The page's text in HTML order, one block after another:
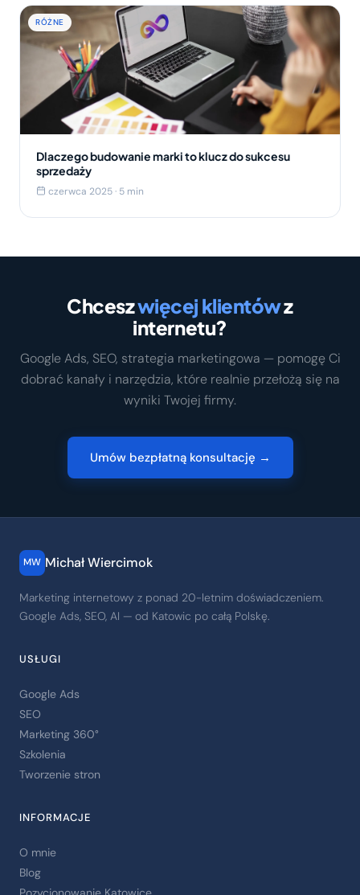
RÓŻNE
Dlaczego budowanie marki to klucz do sukcesu
sprzedaży
czerwca 2025 · 5 min
Chceszwięcej klientówz
internetu?
Google Ads, SEO, strategia marketingowa — pomogę Ci
dobrać kanały i narzędzia, które realnie przełożą się na
wyniki Twojej firmy.
Umów bezpłatną konsultację →
MW Michał Wiercimok
Marketing internetowy z ponad 20-letnim doświadczeniem.
Google Ads, SEO, AI — od Katowic po całą Polskę.
USŁUGI
Google Ads
SEO
Marketing 360°
Szkolenia
Tworzenie stron
INFORMACJE
O mnie
Blog